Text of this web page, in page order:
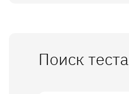
Поиск теста